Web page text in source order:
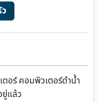
ตอร์ คอมพิวเตอร์ดำน้ำ
ยู่แล้ว